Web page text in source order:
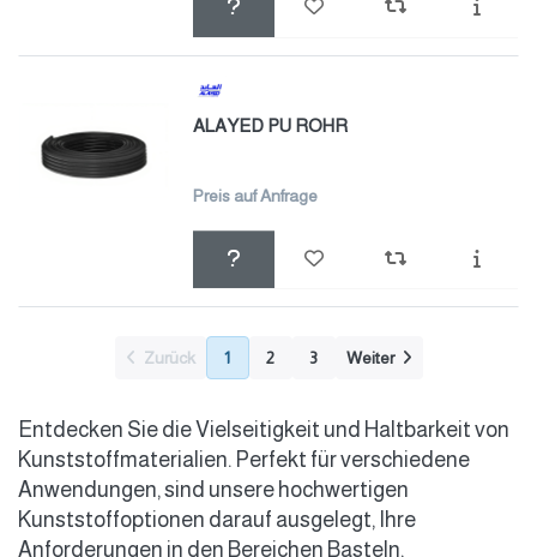
ALAYED PU ROHR
Preis auf Anfrage
Zurück 1 2 3 Weiter
Entdecken Sie die Vielseitigkeit und Haltbarkeit von
Kunststoffmaterialien. Perfekt für verschiedene
Anwendungen, sind unsere hochwertigen
Kunststoffoptionen darauf ausgelegt, Ihre
Anforderungen in den Bereichen Basteln,